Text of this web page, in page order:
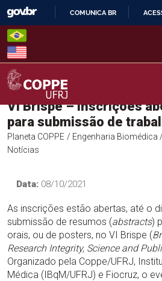
Skip
content
O
COMUNICA BR
COPPE – UFRJ
VI Brispe – Inscrições
para submissão de
Planeta COPPE / Engenharia Biomédica
Notícias
Data: 08/10/2021
As inscrições estão abertas, até o
submissão de resumos (abstracts)
orais, ou de posters, no VI Brispe (
Research Integrity, Science and
Organizado pela Coppe/UFRJ,
Médica (IBqM/UFRJ) e Fiocruz, o